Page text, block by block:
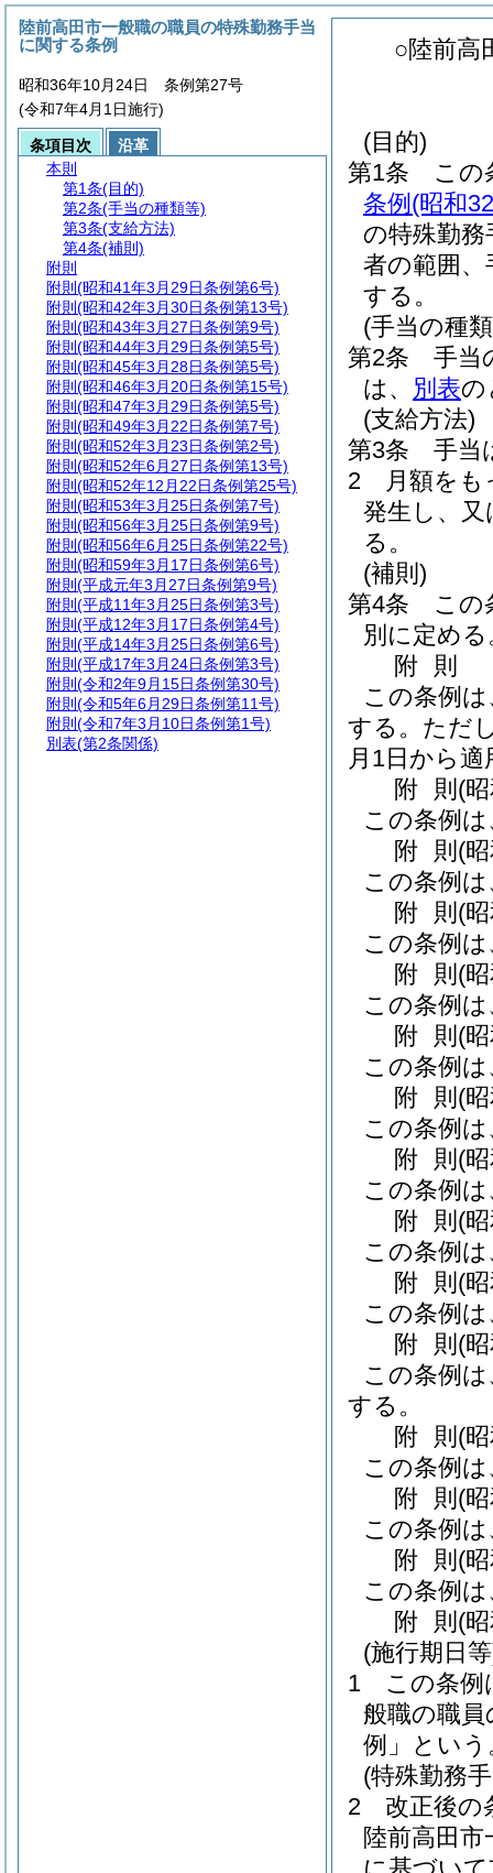
○陸前高
(目的)
第1条
この
条例 (昭和
の特殊勤務
者の範囲
する。
(手当の種
第2条
手当
は、 別表の
(支給方法)
第3条
手当
2
月額を
発生し、
る。
(補則)
第4条
この
別に定める
附 則
この条例
する。 ただ
月1日から適
附 則 (
この条例
附 則 (
この条例
附 則 (
この条例
附 則 (
この条例
附 則 (
この条例
附 則 (
この条例
附 則 (
この条例
附 則 (
この条例
附 則 (
この条例
附 則 (
この条例
する。
附 則 (
この条例
附 則 (
この条例
附 則 (
この条例
附 則 (
(施行期日
1
この条例
般職の職
例」という
(特殊勤務
2
改正後の
陸前高田
陸前高田市一般職の職員の特殊勤務手当
に関する条例
昭和36年10月24日 条例第27号
(令和7年4月1日施行)
条項目次
沿革
本則
第1条(目的)
第2条(手当の種類等)
第3条(支給方法)
第4条(補則)
附則
附則 (昭和41年3月29日条例第6号)
附則 (昭和42年3月30日条例第13号)
附則 (昭和43年3月27日条例第9号)
附則 (昭和44年3月29日条例第5号)
附則 (昭和45年3月28日条例第5号)
附則 (昭和46年3月20日条例第15号)
附則 (昭和47年3月29日条例第5号)
附則 (昭和49年3月22日条例第7号)
附則 (昭和52年3月23日条例第2号)
附則 (昭和52年6月27日条例第13号)
附則 (昭和52年12月22日条例第25号)
附則 (昭和53年3月25日条例第7号)
附則 (昭和56年3月25日条例第9号)
附則 (昭和56年6月25日条例第22号)
附則 (昭和59年3月17日条例第6号)
附則 (平成元年3月27日条例第9号)
附則 (平成11年3月25日条例第3号)
附則 (平成12年3月17日条例第4号)
附則 (平成14年3月25日条例第6号)
附則 (平成17年3月24日条例第3号)
附則 (令和2年9月15日条例第30号)
附則 (令和5年6月29日条例第11号)
附則 (令和7年3月10日条例第1号)
別表(第2条関係)